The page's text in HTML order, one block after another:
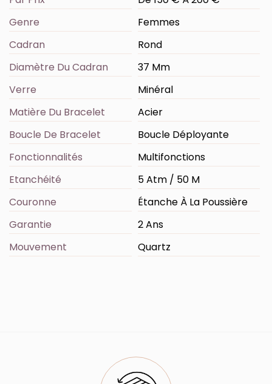
Genre
Femmes
Cadran
Rond
Diamètre Du Cadran
37 Mm
Verre
Minéral
Matière Du Bracelet
Acier
Boucle De Bracelet
Boucle Déployante
Fonctionnalités
Multifonctions
Etanchéité
5 Atm / 50 M
Couronne
Étanche À La Poussière
Garantie
2 Ans
Mouvement
Quartz